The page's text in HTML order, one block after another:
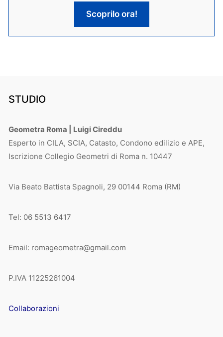
Scoprilo ora!
STUDIO
Geometra Roma | Luigi Cireddu
Esperto in CILA, SCIA, Catasto, Condono edilizio e APE,
Iscrizione Collegio Geometri di Roma n. 10447
Via Beato Battista Spagnoli, 29 00144 Roma (RM)
Tel: 06 5513 6417
Email: romageometra@gmail.com
P.IVA 11225261004
Collaborazioni